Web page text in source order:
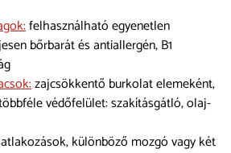
felhasználható egyenetlen
bőrbarát és antiallergén, B1
zajcsökkentő burkolat elemeként,
védőfelület: szakításgátló, olaj-
különböző mozgó vagy két